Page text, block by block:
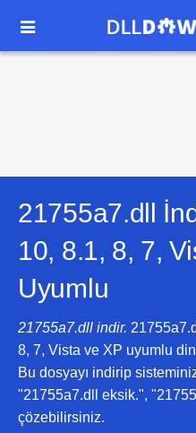

21755a7.dll
10, 8.1, 8, 7,
Uyumlu
21755a7.dll indir.
8, 7, Vista ve XP uyumlu
Bu dosyayı indirip
"21755a7.dll eksik.",
çözebilirsiniz.